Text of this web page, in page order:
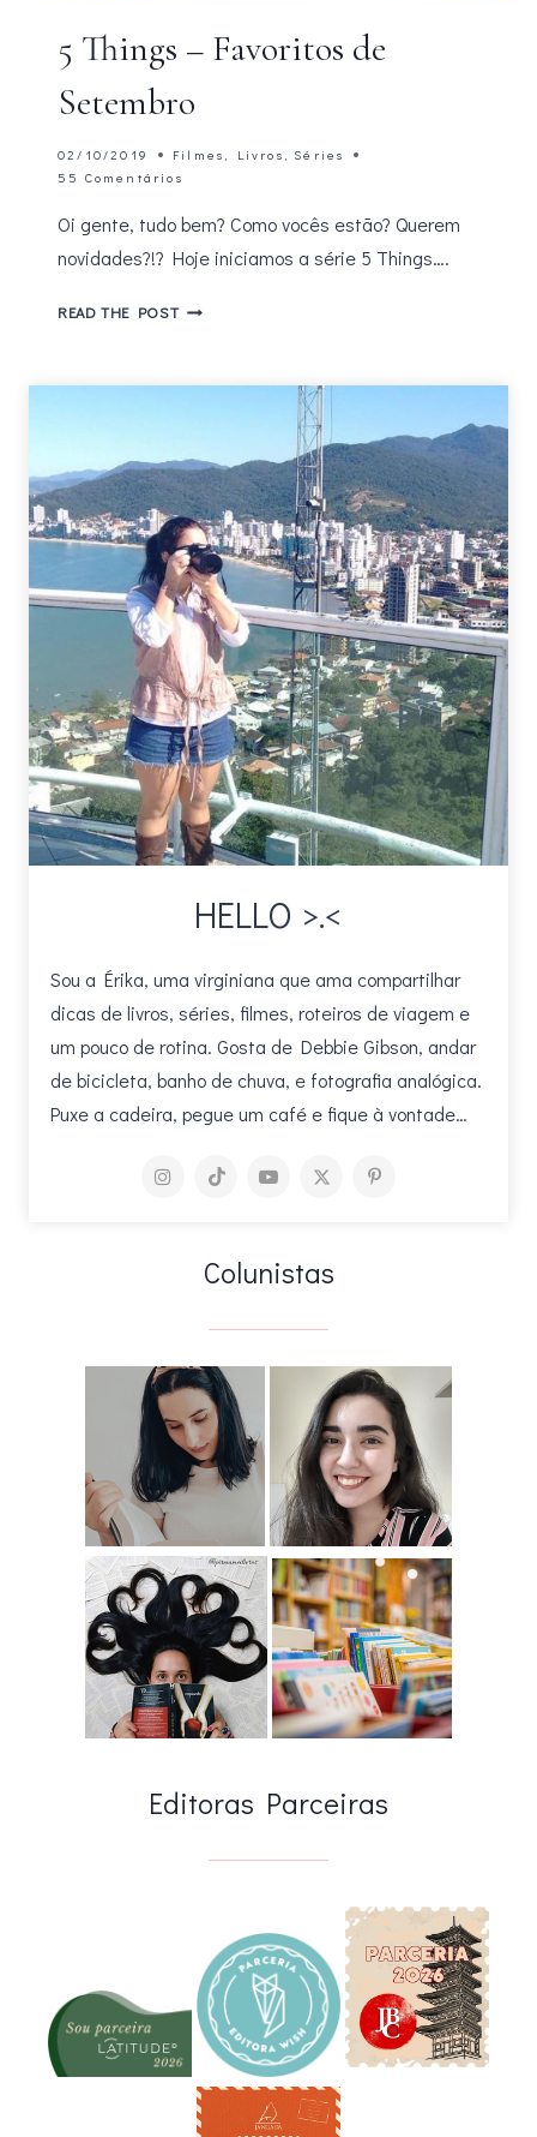
5 Things – Favoritos de
Setembro
02/10/2019 Filmes , Livros , Séries
55 Comentários
Oi gente, tudo bem? Como vocês estão? Querem
novidades?!? Hoje iniciamos a série 5 Things….
READ THE POST5
FAVORITOS
HELLO >.<
Sou a Érika, uma virginiana que ama compartilhar
dicas de livros, séries, filmes, roteiros de viagem e
um pouco de rotina. Gosta de Debbie Gibson, andar
de bicicleta, banho de chuva, e fotografia analógica.
Puxe a cadeira, pegue um café e fique à vontade…
Colunistas
Editoras Parceiras